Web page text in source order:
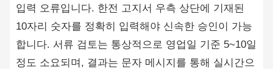
입력 오류입니다. 한전 고지서 우측 상단에 기재된
10자리 숫자를 정확히 입력해야 신속한 승인이 가능
합니다. 서류 검토는 통상적으로 영업일 기준 5~10일
정도 소요되며, 결과는 문자 메시지를 통해 실시간으